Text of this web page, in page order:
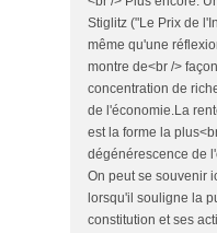
Stiglitz ("Le Prix de
même qu'une
montre de<br />
concentration de
de l'économie.La
est la forme la
dégénérescence de
On peut se souvenir
lorsqu'il souligne la
constitution et ses